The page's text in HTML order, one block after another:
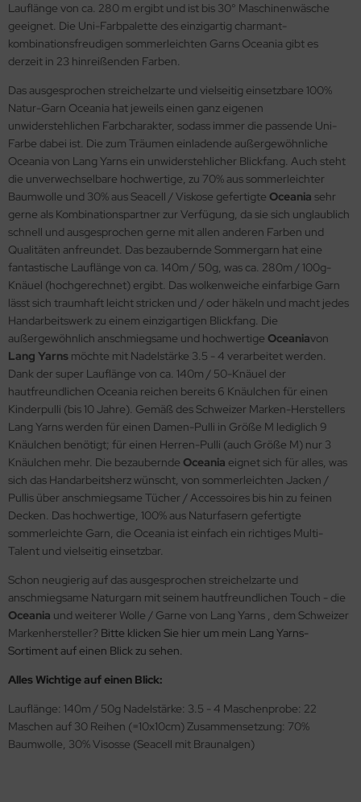
Lauflänge von ca. 280 m ergibt und ist bis 30° Maschinenwäsche
geeignet. Die Uni-Farbpalette des einzigartig charmant-
kombinationsfreudigen sommerleichten Garns Oceania gibt es
derzeit in 23 hinreißenden Farben.
Das ausgesprochen streichelzarte und vielseitig einsetzbare 100%
Natur-Garn Oceania hat jeweils einen ganz eigenen
unwiderstehlichen Farbcharakter, sodass immer die passende Uni-
Farbe dabei ist. Die zum Träumen einladende außergewöhnliche
Oceania von Lang Yarns ein unwiderstehlicher Blickfang. Auch steht
die unverwechselbare hochwertige, zu 70% aus sommerleichter
Baumwolle und 30% aus Seacell / Viskose gefertigte Oceania sehr
gerne als Kombinationspartner zur Verfügung, da sie sich unglaublich
schnell und ausgesprochen gerne mit allen anderen Farben und
Qualitäten anfreundet. Das bezaubernde Sommergarn hat eine
fantastische Lauflänge von ca. 140m / 50g, was ca. 280m / 100g-
Knäuel (hochgerechnet) ergibt. Das wolkenweiche einfarbige Garn
lässt sich traumhaft leicht stricken und / oder häkeln und macht jedes
Handarbeitswerk zu einem einzigartigen Blickfang. Die
außergewöhnlich anschmiegsame und hochwertige Oceaniavon
Lang Yarns möchte mit Nadelstärke 3.5 - 4 verarbeitet werden.
Dank der super Lauflänge von ca. 140m / 50-Knäuel der
hautfreundlichen Oceania reichen bereits 6 Knäulchen für einen
Kinderpulli (bis 10 Jahre). Gemäß des Schweizer Marken-Herstellers
Lang Yarns werden für einen Damen-Pulli in Größe M lediglich 9
Knäulchen benötigt; für einen Herren-Pulli (auch Größe M) nur 3
Knäulchen mehr. Die bezaubernde Oceania eignet sich für alles, was
sich das Handarbeitsherz wünscht, von sommerleichten Jacken /
Pullis über anschmiegsame Tücher / Accessoires bis hin zu feinen
Decken. Das hochwertige, 100% aus Naturfasern gefertigte
sommerleichte Garn, die Oceania ist einfach ein richtiges Multi-
Talent und vielseitig einsetzbar.
Schon neugierig auf das ausgesprochen streichelzarte und
anschmiegsame Naturgarn mit seinem hautfreundlichen Touch - die
Oceania und weiterer Wolle / Garne von Lang Yarns , dem Schweizer
Markenhersteller? Bitte klicken Sie hier um mein Lang Yarns-
Sortiment auf einen Blick zu sehen.
Alles Wichtige auf einen Blick:
Lauflänge: 140m / 50g Nadelstärke: 3.5 - 4 Maschenprobe: 22
Maschen auf 30 Reihen (=10x10cm) Zusammensetzung: 70%
Baumwolle, 30% Visosse (Seacell mit Braunalgen)